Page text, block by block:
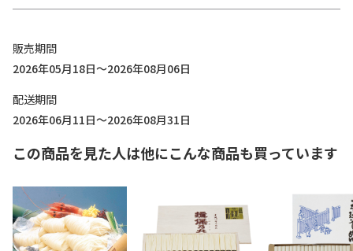
販売期間
2026年05月18日～2026年08月06日
配送期間
2026年06月11日～2026年08月31日
この商品を見た人は他にこんな商品も買っています